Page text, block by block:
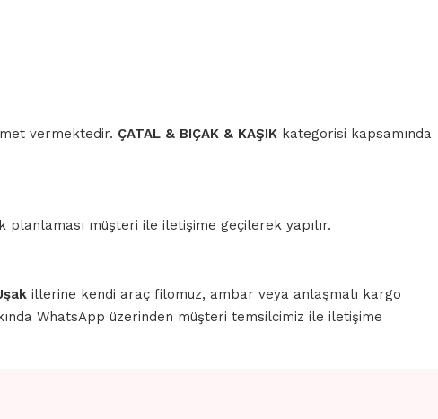
vermektedir. ÇATAL & BIÇAK & KAŞIK kategorisi kapsamında
müşteri ile iletişime geçilerek yapılır.
illerine kendi araç filomuz, ambar veya anlaşmalı kargo
WhatsApp üzerinden müşteri temsilcimiz ile iletişime